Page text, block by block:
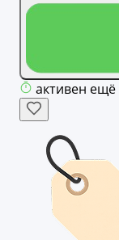
активен ещё